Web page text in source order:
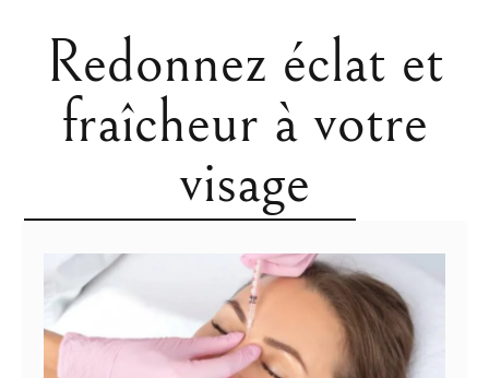
Redonnez éclat et
fraîcheur à votre
visage